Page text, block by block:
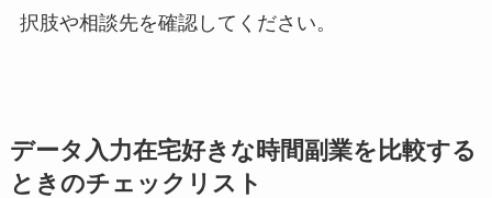
択肢や相談先を確認してください。
データ入力在宅好きな時間副業を比較する
ときのチェックリスト